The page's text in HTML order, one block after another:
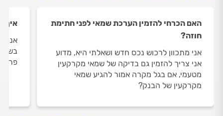
האם הכרחי להזמין הערכת שמאי לפני חתימת
חוזה?
אני מתכוון לרכוש נכס חדש ושאלתי היא, מדוע
אני צריך להזמין גם בדיקה של שמאי מקרקעין
מטעמי, אם בגל מקרה אמור להגיע שמאי
מקרקעין של הבנק?
איך
אני